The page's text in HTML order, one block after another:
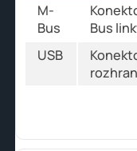
M-
Bus
Bus
USB